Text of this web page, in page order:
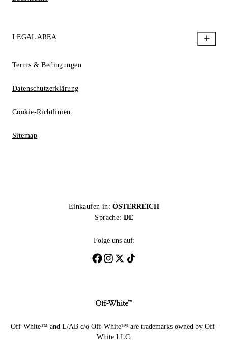
LEGAL AREA
Terms & Bedingungen
Datenschutzerklärung
Cookie-Richtlinien
Sitemap
Einkaufen in: ÖSTERREICH
Sprache: DE
Folge uns auf:
Off-White™ and L/AB c/o Off-White™ are trademarks owned by Off-
White LLC.